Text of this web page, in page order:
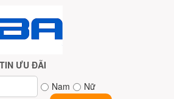
ƯU ĐÃI
Nam
Nữ